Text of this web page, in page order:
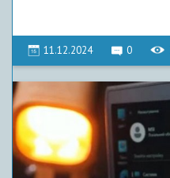
11.12.2024 0